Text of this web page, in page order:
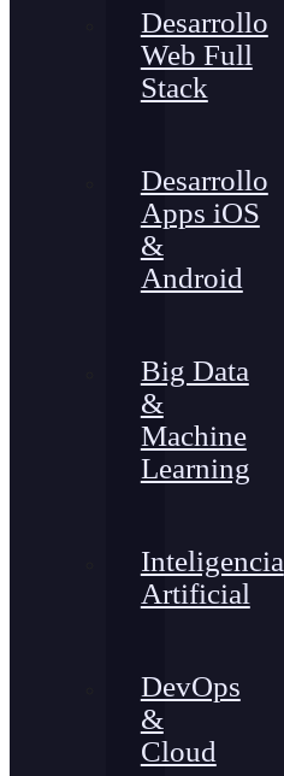
Desarrollo
Web Full
Stack
Desarrollo
Apps iOS
&
Android
Big Data
&
Machine
Learning
Inteligencia
Artificial
DevOps
&
Cloud